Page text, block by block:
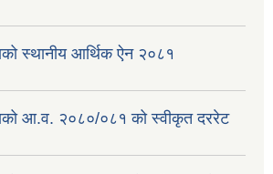
स्थानीय आर्थिक ऐन २०८१
आ.व. २०८०/०८१ को स्वीकृत दररेट